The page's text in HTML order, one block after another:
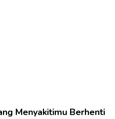
Menyakitimu Berhenti